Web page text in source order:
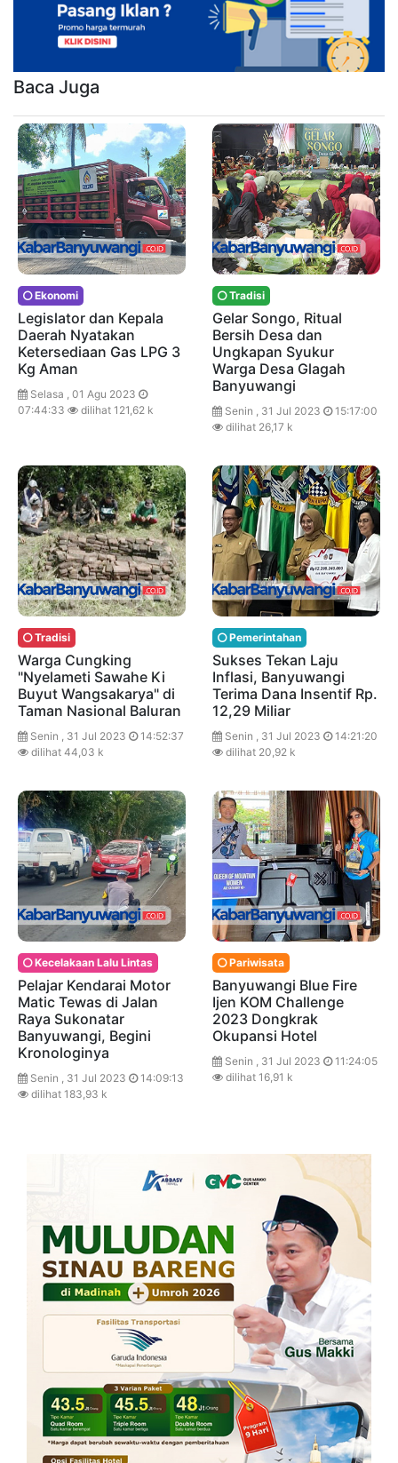
Baca Juga
Ekonomi
Legislator dan Kepala
Daerah Nyatakan
Ketersediaan Gas LPG 3
Kg Aman
Selasa , 01 Agu 2023
07:44:33
dilihat 121,62 k
Tradisi
Gelar Songo, Ritual
Bersih Desa dan
Ungkapan Syukur
Warga Desa Glagah
Banyuwangi
Senin , 31 Jul 2023
15:17:00
dilihat 26,17 k
Tradisi
Warga Cungking
"Nyelameti Sawahe Ki
Buyut Wangsakarya" di
Taman Nasional Baluran
Senin , 31 Jul 2023
14:52:37
dilihat 44,03 k
Pemerintahan
Sukses Tekan Laju
Inflasi, Banyuwangi
Terima Dana Insentif Rp.
12,29 Miliar
Senin , 31 Jul 2023
14:21:20
dilihat 20,92 k
Kecelakaan Lalu Lintas
Pelajar Kendarai Motor
Matic Tewas di Jalan
Raya Sukonatar
Banyuwangi, Begini
Kronologinya
Senin , 31 Jul 2023
14:09:13
dilihat 183,93 k
Pariwisata
Banyuwangi Blue Fire
Ijen KOM Challenge
2023 Dongkrak
Okupansi Hotel
Senin , 31 Jul 2023
11:24:05
dilihat 16,91 k